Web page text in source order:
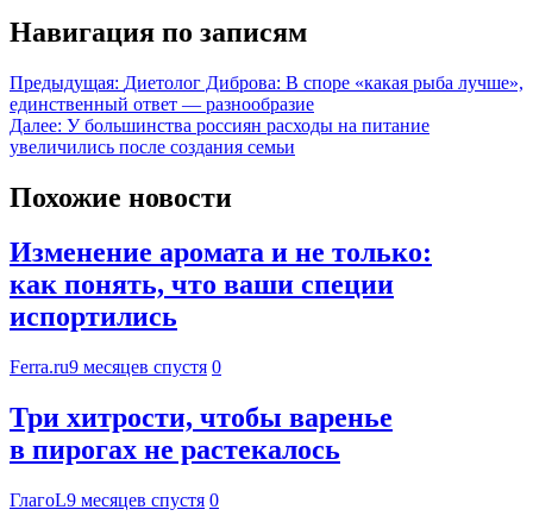
Навигация по записям
Предыдущая: Диетолог Диброва: В споре «какая рыба лучше»,
единственный ответ — разнообразие
Далее: У большинства россиян расходы на питание
увеличились после создания семьи
Похожие новости
Изменение аромата и не только:
как понять, что ваши специи
испортились
Ferra.ru9 месяцев спустя 0
Три хитрости, чтобы варенье
в пирогах не растекалось
ГлагоL9 месяцев спустя 0